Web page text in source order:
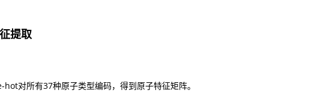
提取
hot对所有37种原子类型编码，得到原子特征矩阵。